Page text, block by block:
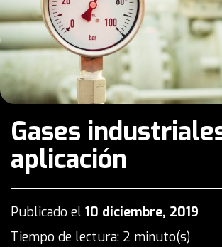
Gases
aplicación
Publicado el 10 diciembre, 2019
Tiempo de lectura: 2 minuto(s)